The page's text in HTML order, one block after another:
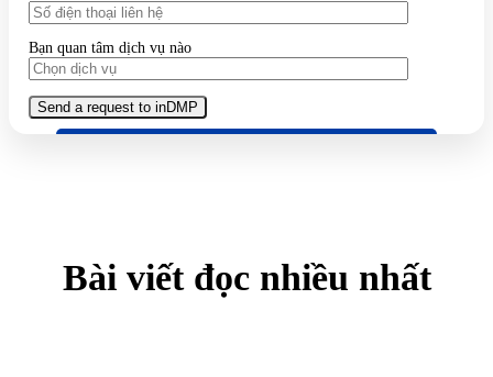
Bạn quan tâm dịch vụ nào
Bài viết đọc nhiều nhất